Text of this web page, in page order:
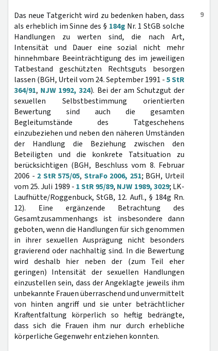
9
Das neue Tatgericht wird zu bedenken haben, dass
als erheblich im Sinne des § 184gNr. 1 StGB solche
Handlungen zu werten sind, die nach Art,
Intensität und Dauer eine sozial nicht mehr
hinnehmbare Beeinträchtigung des im jeweiligen
Tatbestand geschützten Rechtsguts besorgen
lassen (BGH, Urteil vom 24. September 1991 -5 StR
364/91, NJW 1992, 324). Bei der am Schutzgut der
sexuellen Selbstbestimmung orientierten
Bewertung sind auch die gesamten
Begleitumstände des Tatgeschehens
einzubeziehen und neben den näheren Umständen
der Handlung die Beziehung zwischen den
Beteiligten und die konkrete Tatsituation zu
berücksichtigen (BGH, Beschluss vom 8. Februar
2006 - 2 StR 575/05, StraFo 2006, 251; BGH, Urteil
vom 25. Juli 1989 - 1 StR 95/89, NJW 1989, 3029; LK-
Laufhütte/Roggenbuck, StGB, 12. Aufl., § 184g Rn.
12). Eine ergänzende Betrachtung des
Gesamtzusammenhangs ist insbesondere dann
geboten, wenn die Handlungen für sich genommen
in ihrer sexuellen Ausprägung nicht besonders
gravierend oder nachhaltig sind. In die Bewertung
wird deshalb hier neben der (zum Teil eher
geringen) Intensität der sexuellen Handlungen
einzustellen sein, dass der Angeklagte jeweils ihm
unbekannte Frauen überraschend und unvermittelt
von hinten angriff und sie unter beträchtlicher
Kraftentfaltung körperlich so heftig bedrängte,
dass sich die Frauen ihm nur durch erhebliche
körperliche Gegenwehr entziehen konnten.